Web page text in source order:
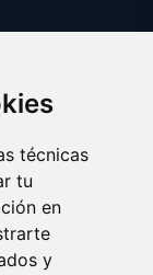
técnicas
tu
en
y